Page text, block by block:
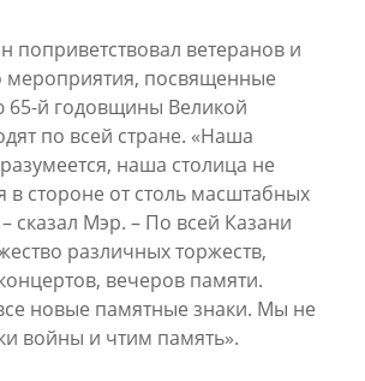
поприветствовал ветеранов и
мероприятия, посвященные
65-й годовщины Великой
по всей стране. «Наша
наша столица не
в стороне от столь масштабных
сказал Мэр. – По всей Казани
различных торжеств,
вечеров памяти.
новые памятные знаки. Мы не
войны и чтим память».